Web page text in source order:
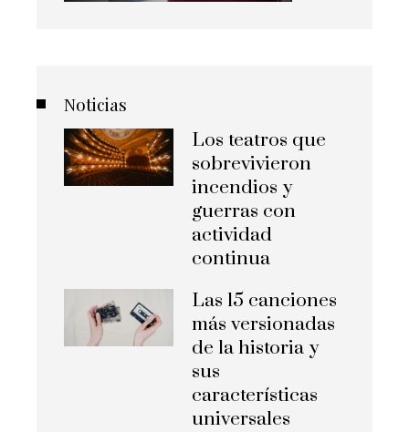
Noticias
Los teatros que
sobrevivieron
incendios y
guerras con
actividad
continua
Las 15 canciones
más versionadas
de la historia y
sus
características
universales